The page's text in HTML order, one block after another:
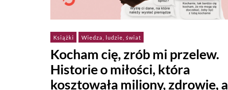
Książki Wiedza, ludzie, świat
Kocham cię, zrób mi przelew.
Historie o miłości, która
kosztowała miliony, zdrowie, a